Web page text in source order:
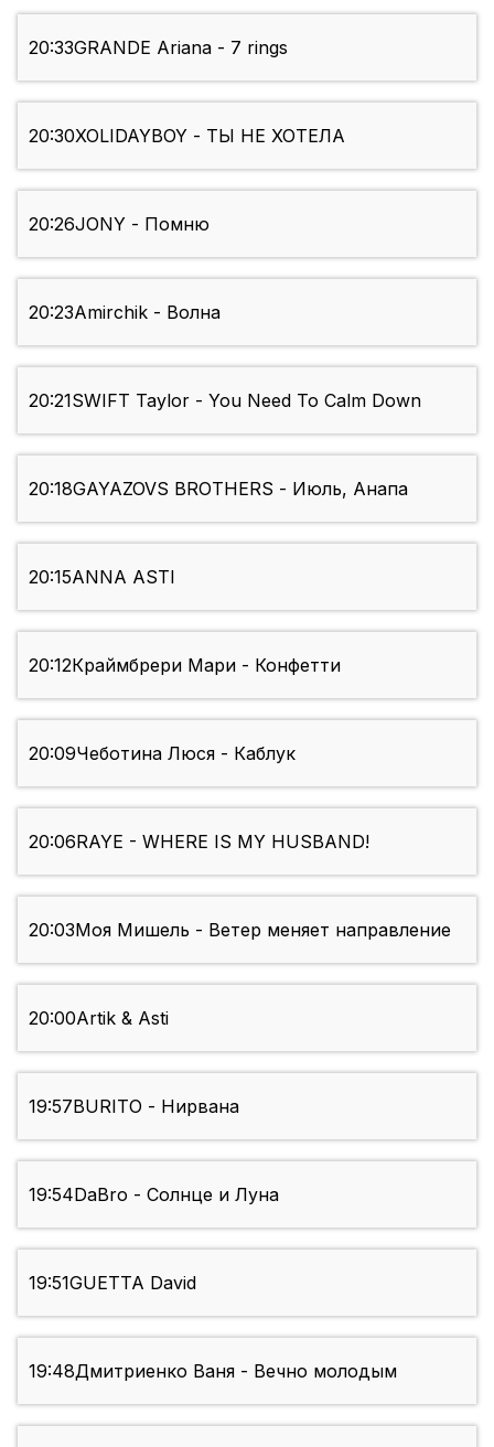
20:33GRANDE Ariana - 7 rings
20:30XOLIDAYBOY - ТЫ НЕ ХОТЕЛА
20:26JONY - Помню
20:23Amirchik - Волна
20:21SWIFT Taylor - You Need To Calm Down
20:18GAYAZOVS BROTHERS - Июль, Анапа
20:15ANNA ASTI
20:12Краймбрери Мари - Конфетти
20:09Чеботина Люся - Каблук
20:06RAYE - WHERE IS MY HUSBAND!
20:03Моя Мишель - Ветер меняет направление
20:00Artik & Asti
19:57BURITO - Нирвана
19:54DaBro - Солнце и Луна
19:51GUETTA David
19:48Дмитриенко Ваня - Вечно молодым